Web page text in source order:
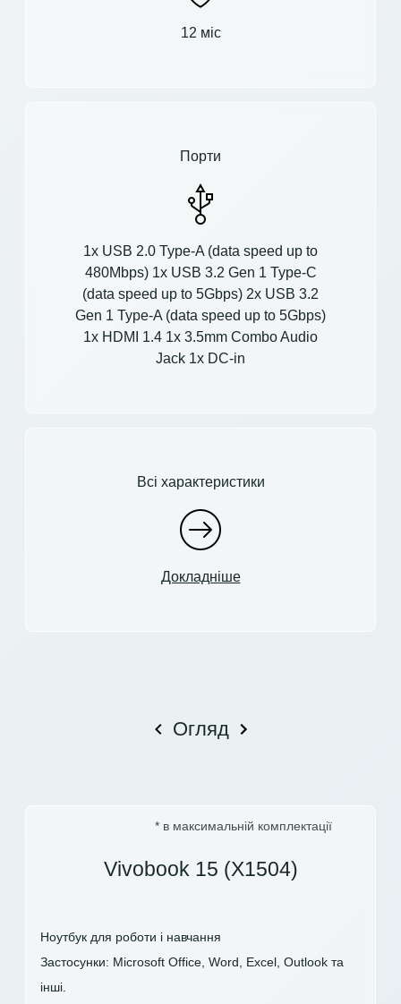
12 міс
Порти
1x USB 2.0 Type-A (data speed up to
480Mbps) 1x USB 3.2 Gen 1 Type-C
(data speed up to 5Gbps) 2x USB 3.2
Gen 1 Type-A (data speed up to 5Gbps)
1x HDMI 1.4 1x 3.5mm Combo Audio
Jack 1x DC-in
Всі характеристики
Докладніше
Огляд
* в максимальній комплектації
Vivobook 15 (X1504)
Ноутбук для роботи і навчання
Застосунки: Microsoft Office, Word, Excel, Outlook та
інші.